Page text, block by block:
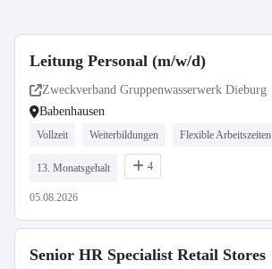
Leitung Personal (m/w/d)
Zweckverband Gruppenwasserwerk Dieburg
Babenhausen
Vollzeit Weiterbildungen Flexible Arbeitszeiten
13. Monatsgehalt 4
05.08.2026
Senior HR Specialist Retail Stores